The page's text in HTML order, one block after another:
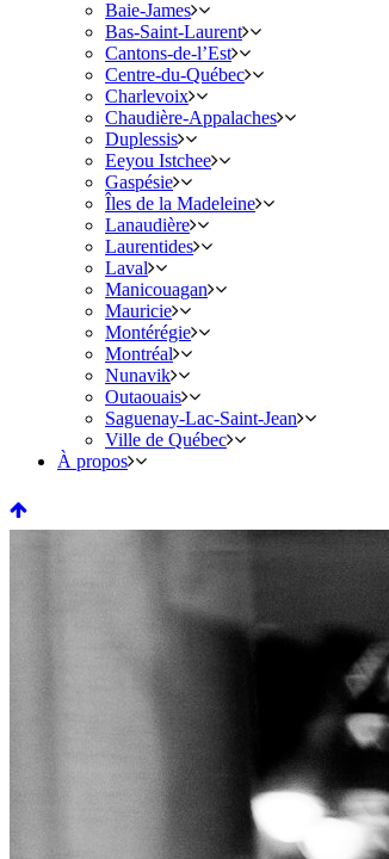
Baie-James
Bas-Saint-Laurent
Cantons-de-l’Est
Centre-du-Québec
Charlevoix
Chaudière-Appalaches
Duplessis
Eeyou Istchee
Gaspésie
Îles de la Madeleine
Lanaudière
Laurentides
Laval
Manicouagan
Mauricie
Montérégie
Montréal
Nunavik
Outaouais
Saguenay-Lac-Saint-Jean
Ville de Québec
À propos